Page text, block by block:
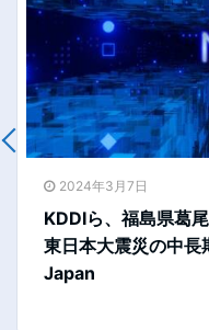
2024年2月29日
LINE NEXTが運営
LOOTaDOGが限定
ます。 – PRTIMES